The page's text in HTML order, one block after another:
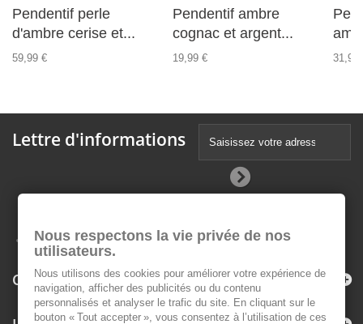
Pendentif perle
d'ambre cerise et...
59,99 €
Pendentif ambre
cognac et argent...
19,99 € 31,99
Lettre d'informations
Catégories
Nous respectons la vie privée de nos
utilisateurs.
Nous utilisons des cookies pour améliorer votre expérience de
navigation, afficher des publicités ou du contenu
personnalisés et analyser le trafic du site. En cliquant sur le
bouton « Tout accepter », vous consentez à l’utilisation de ces